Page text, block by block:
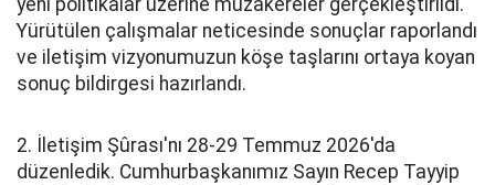
yeni politikalar üzerine müzakereler gerçekleştirildi.
Yürütülen çalışmalar neticesinde sonuçlar raporlandı
ve iletişim vizyonumuzun köşe taşlarını ortaya koyan
sonuç bildirgesi hazırlandı.
2. İletişim Şûrası'nı 28-29 Temmuz 2026'da
düzenledik. Cumhurbaşkanımız Sayın Recep Tayyip